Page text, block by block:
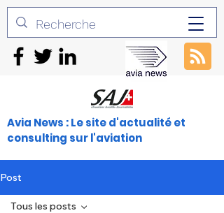
Avia News : Le site d'actualité et
consulting sur l'aviation
Post
Tous les posts